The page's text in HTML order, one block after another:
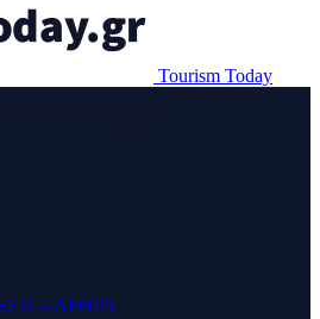
Tourism Today
– ΑΡΘΡΑ